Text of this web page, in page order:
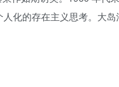
化的存在主义思考。大